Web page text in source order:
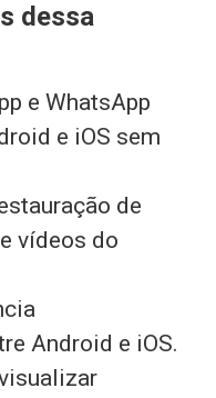
dessa
e WhatsApp
e iOS sem
de
vídeos do
Android e iOS.